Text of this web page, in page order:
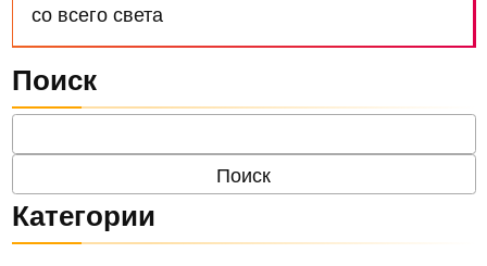
со всего света
Поиск
Категории